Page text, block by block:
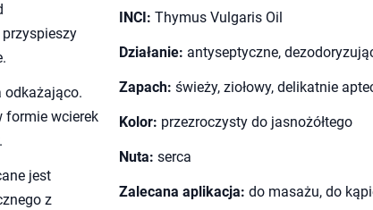
odkażająco.
formie wcierek
jest
z
INCI: Thymus Vulgaris Oil
Działanie: antyseptyczne,
Zapach: świeży, ziołowy, delikatnie
Kolor: przezroczysty do jasnożółtego
Nuta: serca
Zalecana aplikacja: do masażu, do